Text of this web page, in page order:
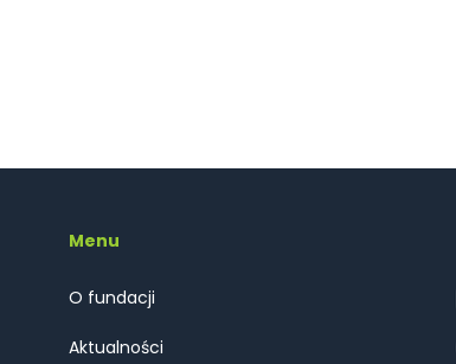
Menu
O fundacji
Aktualności